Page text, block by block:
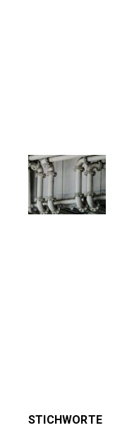
STICHWORTE